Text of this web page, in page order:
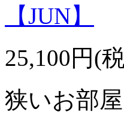
【JUN】
25,100円(
狭いお部